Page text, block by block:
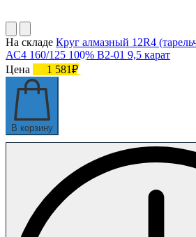
На складе Круг алмазный 12R4
АС4 160/125 100% В2-01 9,5 карат
Цена
1 581₽
В корзину